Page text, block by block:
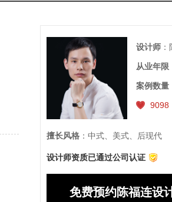
设计师
从业年限
案例数量
9098
擅长风格 ：中式、美式、后现代
设计师资质已通过公司认证
免费预约陈福连设